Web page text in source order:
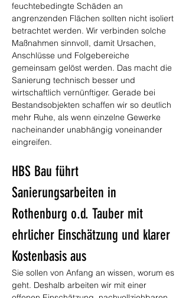
feuchtebedingte Schäden an
angrenzenden Flächen sollten nicht isoliert
betrachtet werden. Wir verbinden solche
Maßnahmen sinnvoll, damit Ursachen,
Anschlüsse und Folgebereiche
gemeinsam gelöst werden. Das macht die
Sanierung technisch besser und
wirtschaftlich vernünftiger. Gerade bei
Bestandsobjekten schaffen wir so deutlich
mehr Ruhe, als wenn einzelne Gewerke
nacheinander unabhängig voneinander
eingreifen.
HBS Bau führt
Sanierungsarbeiten in
Rothenburg o.d. Tauber mit
ehrlicher Einschätzung und klarer
Kostenbasis aus
Sie sollen von Anfang an wissen, worum es
geht. Deshalb arbeiten wir mit einer